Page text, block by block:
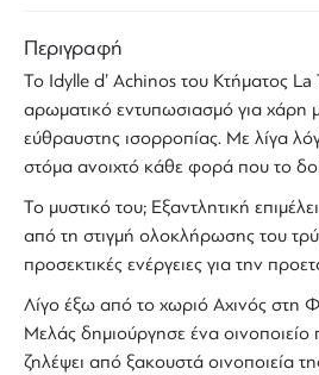
Περιγραφή
Το Idylle d’ Achinos του Κτήματος La
αρωματικό εντυπωσιασμό για χάρη
εύθραυστης ισορροπίας. Με λίγα
στόμα ανοιχτό κάθε φορά που το
Το μυστικό του; Εξαντλητική
από τη στιγμή ολοκλήρωσης του
προσεκτικές ενέργειες για την
Λίγο έξω από το χωριό Αχινός στη
Μελάς δημιούργησε ένα οινοποιείο
ζηλέψει από ξακουστά οινοποιεία